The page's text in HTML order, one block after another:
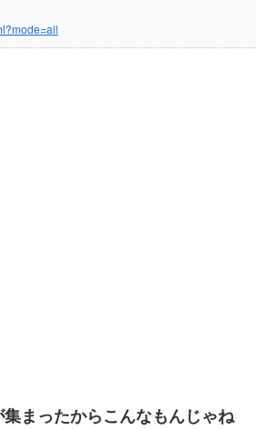
まったからこんなもんじゃね